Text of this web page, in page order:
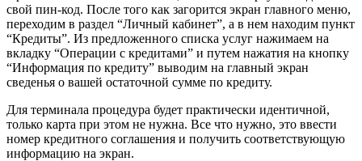
свой пин-код. После того как загорится экран главного меню,
переходим в раздел “Личный кабинет”, а в нем находим пункт
“Кредиты”. Из предложенного списка услуг нажимаем на
вкладку “Операции с кредитами” и путем нажатия на кнопку
“Информация по кредиту” выводим на главный экран
сведенья о вашей остаточной сумме по кредиту.
Для терминала процедура будет практически идентичной,
только карта при этом не нужна. Все что нужно, это ввести
номер кредитного соглашения и получить соответствующую
информацию на экран.